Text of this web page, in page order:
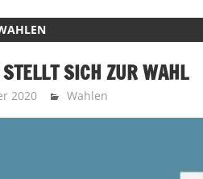
SICH ZUR WAHL
2020 Uffbasse
Wahlen